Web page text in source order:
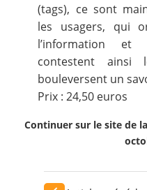
(tags), ce sont
les usagers, qui
l’information et
contestent ainsi
bouleversent un
Prix : 24,50 euros
Continuer sur le site de